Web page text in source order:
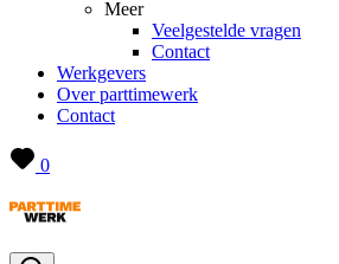
Meer
Veelgestelde vragen
Contact
Werkgevers
Over parttimewerk
Contact
0